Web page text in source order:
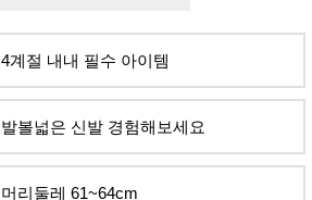
4계절 내내 필수 아이템
발볼넓은 신발 경험해보세요
머리둘레 61~64cm